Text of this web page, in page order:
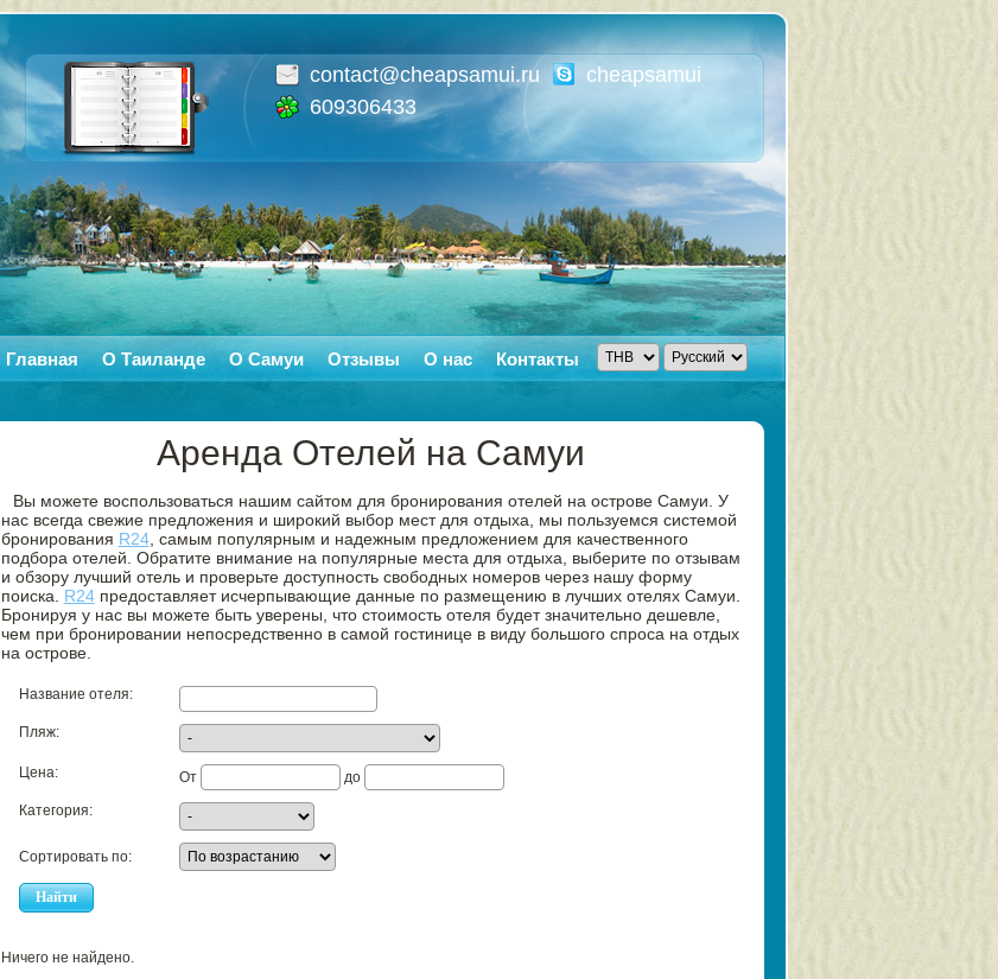
contact@cheapsamui.ru
609306433
cheapsamui
Главная О Таиланде О Самуи Отзывы О нас Контакты
Аренда Отелей на Самуи
Вы можете воспользоваться нашим сайтом для бронирования отелей на острове Самуи. У
нас всегда свежие предложения и широкий выбор мест для отдыха, мы пользуемся системой
бронирования R24, самым популярным и надежным предложением для качественного
подбора отелей. Обратите внимание на популярные места для отдыха, выберите по отзывам
и обзору лучший отель и проверьте доступность свободных номеров через нашу форму
поиска. R24предоставляет исчерпывающие данные по размещению в лучших отелях Самуи.
Бронируя у нас вы можете быть уверены, что стоимость отеля будет значительно дешевле,
чем при бронировании непосредственно в самой гостинице в виду большого спроса на отдых
на острове.
Название отеля:
Пляж:
Цена: От
до
Категория:
Сортировать по:
Ничего не найдено.